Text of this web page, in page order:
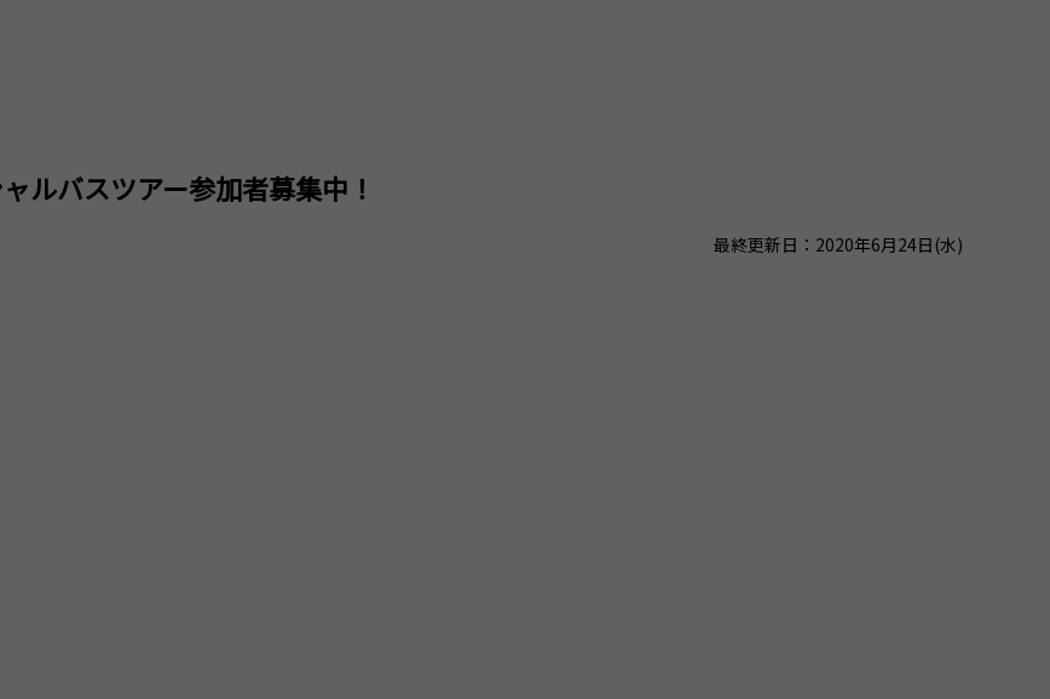
ルバスツアー参加者募集中！
最終更新日：2020年6月24日(水)